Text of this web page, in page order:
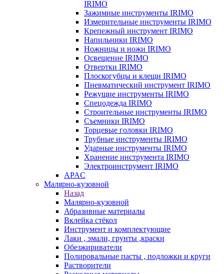
IRIMO
Зажимные инструменты IRIMO
Измерительные инструменты IRIMO
Крепежный инструмент IRIMO
Напильники IRIMO
Ножницы и ножи IRIMO
Освещение IRIMO
Отвертки IRIMO
Плоскогубцы и клещи IRIMO
Пневматический инструмент IRIMO
Режущие инструменты IRIMO
Спецодежда IRIMO
Строительные инструменты IRIMO
Съемники IRIMO
Торцевые головки IRIMO
Трубные инструменты IRIMO
Ударные инструменты IRIMO
Хранение инструмента IRIMO
Электроинструмент IRIMO
APAC
Малярно-кузовной
Назад
Малярно-кузовной
Абразивные материалы
Вклейка стёкол
Инструмент и комплектующие
Лаки , эмали, грунты ,краски
Обезжириватели
Полировальные пасты , подложки и круги
Растворители